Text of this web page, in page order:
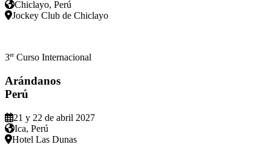
Chiclayo, Perú
Jockey Club de Chiclayo
3erCurso Internacional
Arándanos
Perú
21 y 22 de abril 2027
Ica, Perú
Hotel Las Dunas